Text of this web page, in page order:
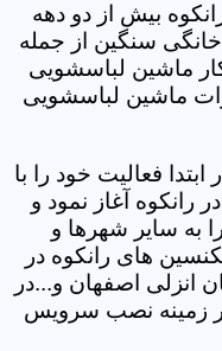
بیش از دو دهه
سنگین از جمله
ماشین لباسشویی
ماشین لباسشویی
فعالیت خود را با
رانکوه آغاز نمود و
به سایر شهرها و
های رانکوه در
انزلی اصفهان و...در
زمینه نصب سرویس